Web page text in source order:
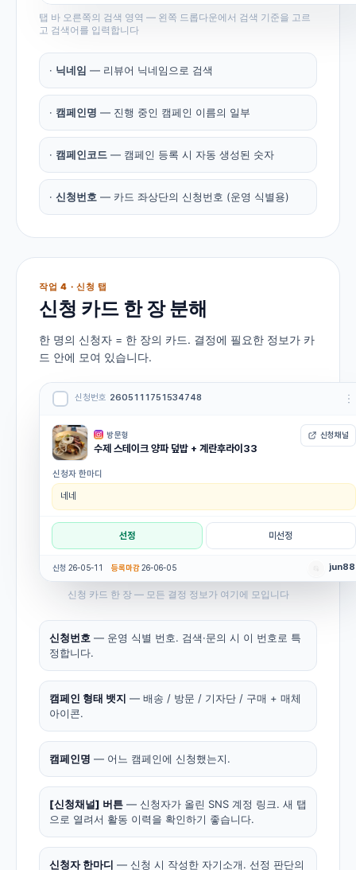
탭 바 오른쪽의 검색 영역 — 왼쪽 드롭다운에서 검색 기준을 고르
고 검색어를 입력합니다
· 닉네임 — 리뷰어 닉네임으로 검색
· 캠페인명 — 진행 중인 캠페인 이름의 일부
· 캠페인코드 — 캠페인 등록 시 자동 생성된 숫자
· 신청번호 — 카드 좌상단의 신청번호 (운영 식별용)
작업 4 · 신청 탭
신청 카드 한 장 분해
한 명의 신청자 = 한 장의 카드. 결정에 필요한 정보가 카
드 안에 모여 있습니다.
신청 카드 한 장 — 모든 결정 정보가 여기에 모입니다
신청번호 — 운영 식별 번호. 검색·문의 시 이 번호로 특
정합니다.
캠페인 형태 뱃지 — 배송 / 방문 / 기자단 / 구매 + 매체
아이콘.
캠페인명 — 어느 캠페인에 신청했는지.
[신청채널] 버튼 — 신청자가 올린 SNS 계정 링크. 새 탭
으로 열려서 활동 이력을 확인하기 좋습니다.
신청자 한마디 — 신청 시 작성한 자기소개. 선정 판단의